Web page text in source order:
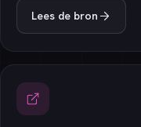
Lees de bron